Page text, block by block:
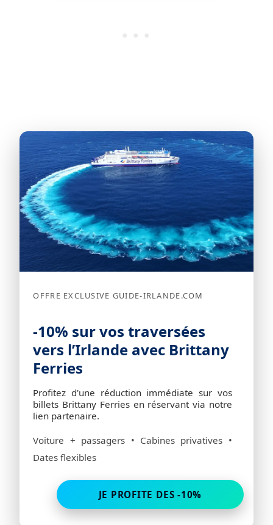
OFFRE EXCLUSIVE GUIDE-IRLANDE.COM
-10% sur vos traversées
vers l’Irlande avec Brittany
Ferries
Profitez d'une réduction immédiate sur vos
billets Brittany Ferries en réservant via notre
lien partenaire.
Voiture + passagers • Cabines privatives •
Dates flexibles
JE PROFITE DES -10%